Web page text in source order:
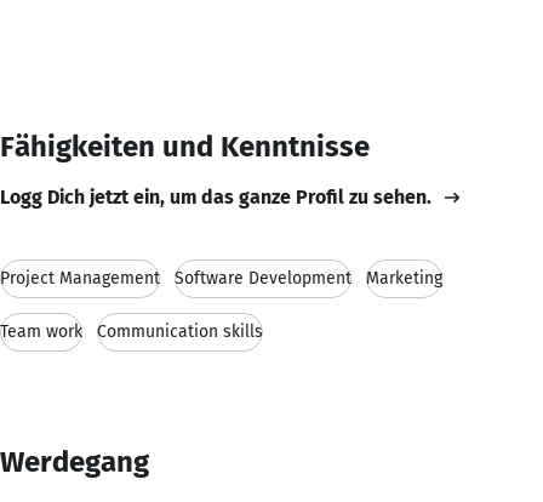
Fähigkeiten und Kenntnisse
Logg Dich jetzt ein, um das ganze Profil zu sehen.
Project Management Software Development Marketing
Team work Communication skills
Werdegang